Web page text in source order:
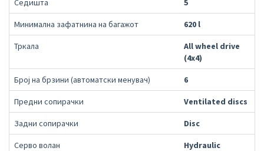
Седишта 5
Минимална зафатнина на багажот 620 l
Тркала
All wheel drive
(4x4)
Број на брзини (автоматски менувач) 6
Предни сопирачки Ventilated discs
Задни сопирачки Disc
Серво волан
Hydraulic